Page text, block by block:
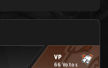
VP
66 Votos